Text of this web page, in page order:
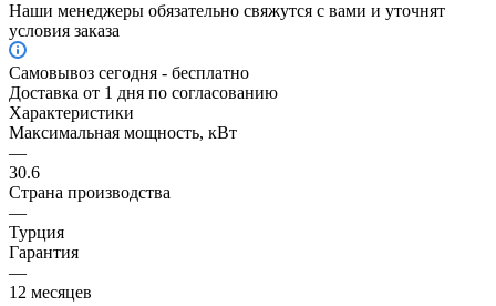
Наши менеджеры обязательно свяжутся с вами и уточнят
условия заказа
Самовывоз сегодня - бесплатно
Доставка от 1 дня по согласованию
Характеристики
Максимальная мощность, кВт
—
30.6
Страна производства
—
Турция
Гарантия
—
12 месяцев